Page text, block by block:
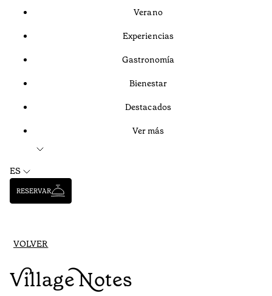
Verano
Experiencias
Gastronomía
Bienestar
Destacados
Ver más
ES
RESERVAR
VOLVER
Village Notes